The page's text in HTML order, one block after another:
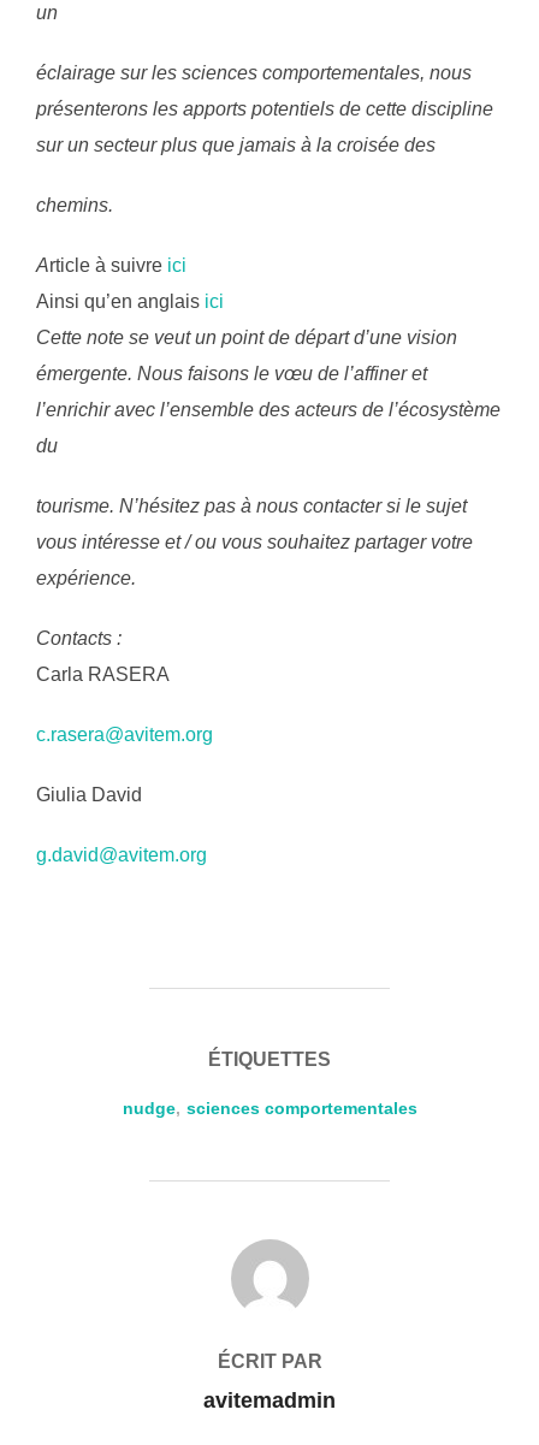
un
éclairage sur les sciences comportementales, nous
présenterons les apports potentiels de cette discipline
sur un secteur plus que jamais à la croisée des
chemins.
Article à suivre ici
Ainsi qu’en anglais ici
Cette note se veut un point de départ d’une vision
émergente. Nous faisons le vœu de l’affiner et
l’enrichir avec l’ensemble des acteurs de l’écosystème
du
tourisme. N’hésitez pas à nous contacter si le sujet
vous intéresse et / ou vous souhaitez partager votre
expérience.
Contacts :
Carla RASERA
c.rasera@avitem.org
Giulia David
g.david@avitem.org
ÉTIQUETTES
nudge, sciences comportementales
AUTEUR DE LA PUBLICATION
ÉCRIT PAR
avitemadmin